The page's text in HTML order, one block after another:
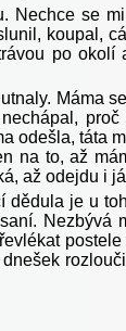
Nechce se
koupal,
po okolí
Máma
odešla, táta
na to, až
až odejdu i
dědula je u
Nezbývá